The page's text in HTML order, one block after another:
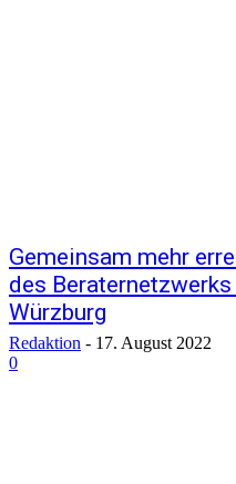
Gemeinsam mehr
des
Würzburg
Redaktion - 17. August 2022
0